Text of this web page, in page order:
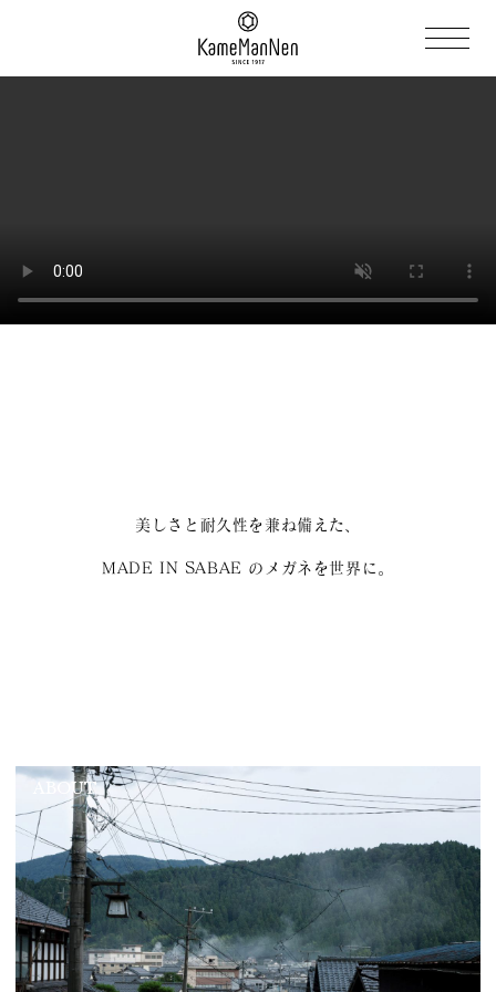
美しさと耐久性を兼ね備えた、
MADE IN SABAE のメガネを世界に。
ABOUT